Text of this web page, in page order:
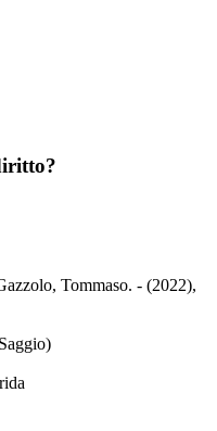
Tommaso. - (2022),